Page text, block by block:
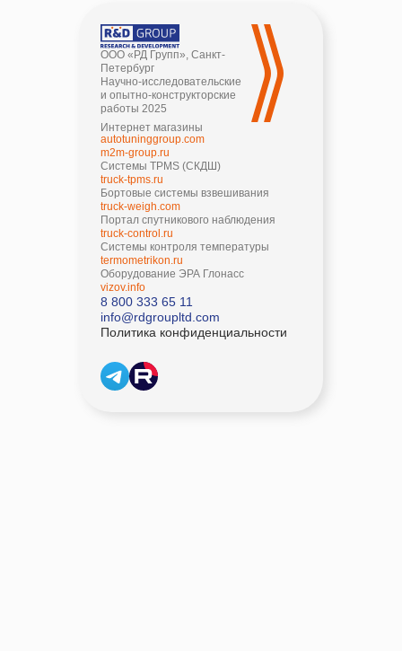
ООО «РД Групп», Санкт-
Петербург
Научно-исследовательские
и опытно-конструкторские
работы 2025
Интернет магазины
autotuninggroup.com
m2m-group.ru
Системы TPMS (СКДШ)
truck-tpms.ru
Бортовые системы взвешивания
truck-weigh.com
Портал спутникового наблюдения
truck-control.ru
Системы контроля температуры
termometrikon.ru
Оборудование ЭРА Глонасс
vizov.info
8 800 333 65 11
info@rdgroupltd.com
Политика конфиденциальности